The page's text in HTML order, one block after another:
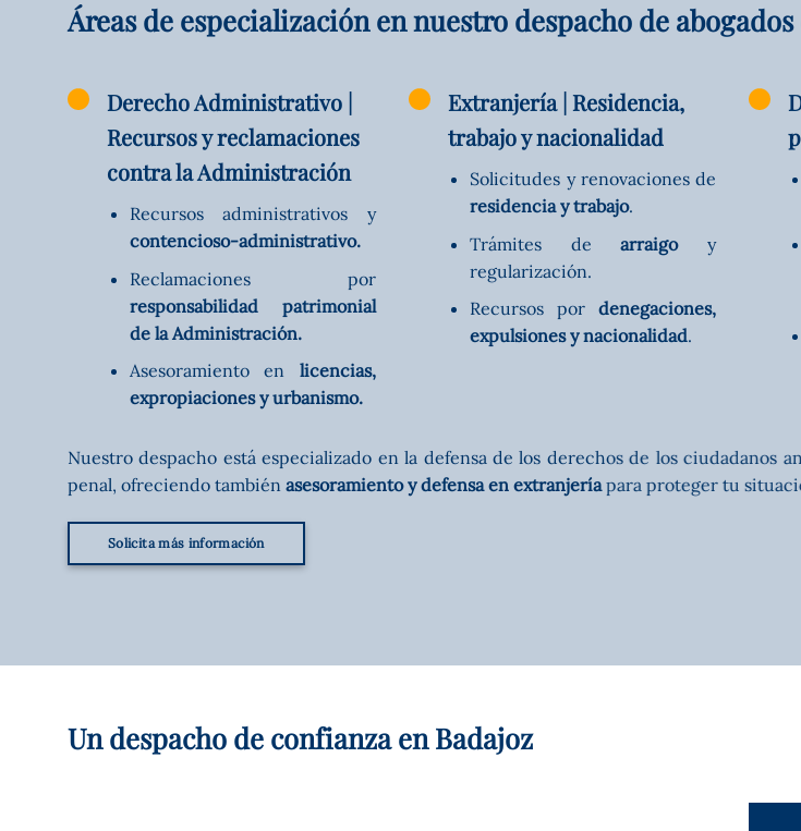
Áreas de especialización en nuestro despacho de
Derecho Administrativo |
Recursos y reclamaciones
contra la Administración
Recursos administrativos y
contencioso-administrativo.
Reclamaciones por
responsabilidad patrimonial
de la Administración.
Asesoramiento en licencias,
expropiaciones y urbanismo.
Extranjería | Residencia,
trabajo y nacionalidad
Solicitudes y renovaciones de
residencia y trabajo.
Trámites dearraigoy
regularización.
Recursos por denegaciones,
expulsiones y nacionalidad.
Nuestro despacho está especializado en la defensa de los derechos de los
penal, ofreciendo también asesoramiento y defensa en extranjeríapara proteger tu
Solicita más información
Un despacho de confianza en Badajoz